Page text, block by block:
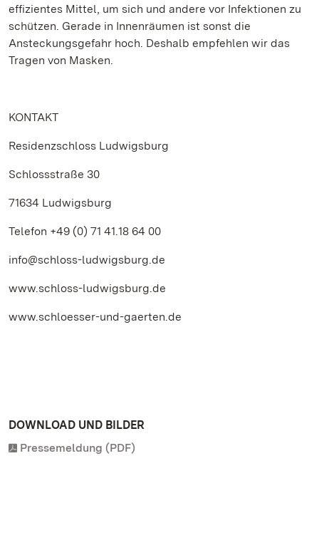
effizientes Mittel, um sich und andere vor Infektionen zu
schützen. Gerade in Innenräumen ist sonst die
Ansteckungsgefahr hoch. Deshalb empfehlen wir das
Tragen von Masken.
KONTAKT
Residenzschloss Ludwigsburg
Schlossstraße 30
71634 Ludwigsburg
Telefon +49 (0) 71 41.18 64 00
info@schloss-ludwigsburg.de
www.schloss-ludwigsburg.de
www.schloesser-und-gaerten.de
DOWNLOAD UND BILDER
Pressemeldung (PDF)